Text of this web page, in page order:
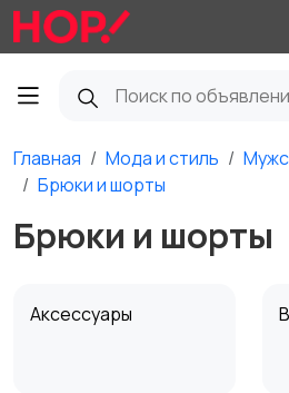
Главная Мода и стиль
Брюки и шорты
Брюки и шорты
Аксессуары